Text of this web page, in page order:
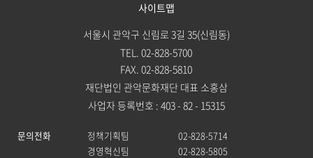
사이트맵
서울시 관악구 신림로 3길 35(신림동)
TEL. 02-828-5700
FAX. 02-828-5810
재단법인 관악문화재단 대표 소홍삼
사업자 등록번호 : 403 - 82 - 15315
문의전화 정책기획팀
02-828-5714
경영혁신팀
02-828-5805